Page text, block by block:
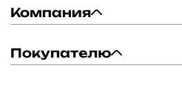
Компания
Покупателю